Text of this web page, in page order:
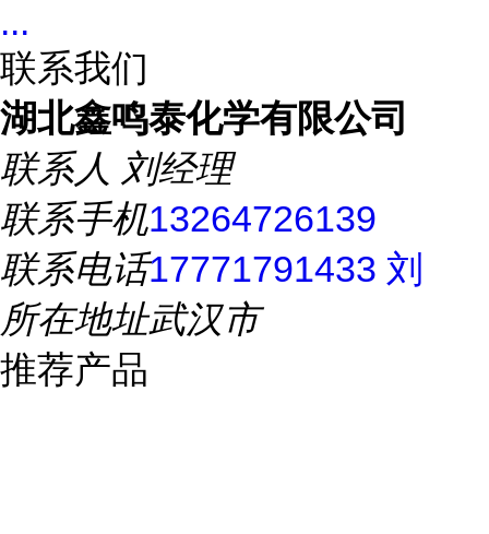
...
联系我们
湖北鑫鸣泰化学有限公司
联系人 刘经理
联系手机13264726139
联系电话17771791433 刘
所在地址武汉市
推荐产品